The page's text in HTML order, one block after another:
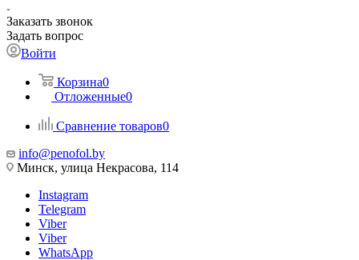
Заказать звонок
Задать вопрос
Войти
Корзина0
Отложенные0
Сравнение товаров0
info@penofol.by
Минск, улица Некрасова, 114
Instagram
Telegram
Viber
Viber
WhatsApp